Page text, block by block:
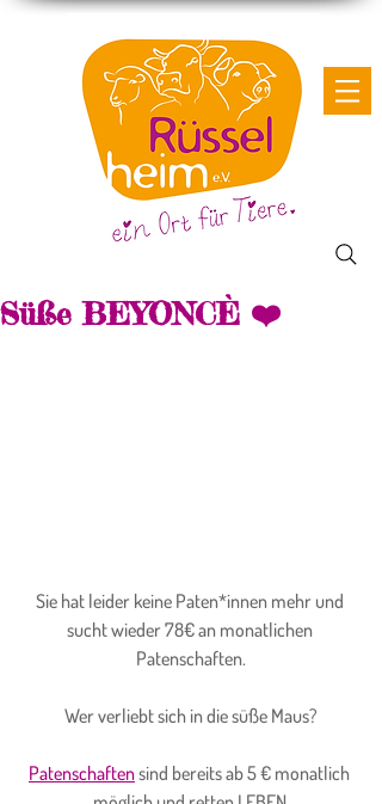
Süße BEYONCÈ ❤️
Sie hat leider keine Paten*innen mehr und
sucht wieder 78€ an monatlichen
Patenschaften.
Wer verliebt sich in die süße Maus?
Patenschaften sind bereits ab 5 € monatlich